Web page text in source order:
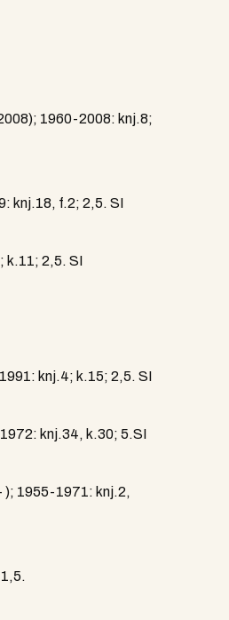
1960-2008: knj.8;
knj.18, f.2; 2,5. SI
k.11; 2,5. SI
knj.4; k.15; 2,5. SI
knj.34, k.30; 5.SI
); 1955-1971: knj.2,